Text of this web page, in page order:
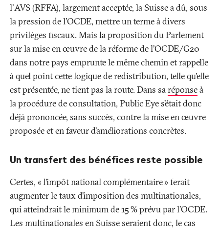
l'AVS (RFFA), largement acceptée, la Suisse a dû, sous
la pression de l’OCDE, mettre un terme à divers
privilèges fiscaux. Mais la proposition du Parlement
sur la mise en œuvre de la réforme de l’OCDE/G20
dans notre pays emprunte le même chemin et rappelle
à quel point cette logique de redistribution, telle qu'elle
est présentée, ne tient pas la route. Dans saréponseà
la procédure de consultation, Public Eye s’était donc
déjà prononcée, sans succès, contre la mise en œuvre
proposée et en faveur d’améliorations concrètes.
Un transfert des bénéfices reste possible
Certes, «l’impôt national complémentaire» ferait
augmenter le taux d’imposition des multinationales,
qui atteindrait le minimum de 15% prévu par l’OCDE.
Les multinationales en Suisse seraient donc, le cas